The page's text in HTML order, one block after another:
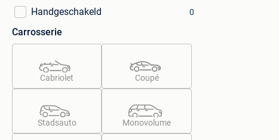
Handgeschakeld 0
Carrosserie
Cabriolet Coupé
Stadsauto Monovolume